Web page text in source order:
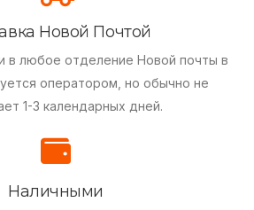
Новой Почтой
в любое отделение Новой почты в
оператором, но обычно не
1-3 календарных дней.
Наличными